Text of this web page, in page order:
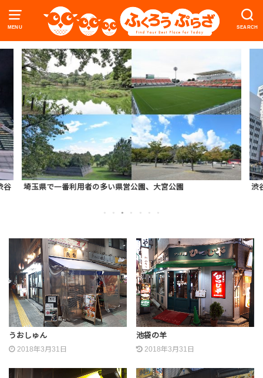
MENU SEARCH
谷 埼玉県で一番利用者の多い県営公園、大宮公園 渋
1 2 3 4 5 6 7
うおしゅん
2018年3月31日
池袋の羊
2018年3月31日